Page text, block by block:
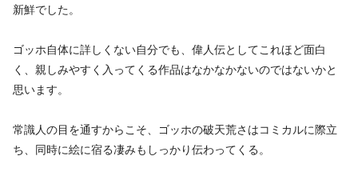
新鮮でした。
ゴッホ自体に詳しくない自分でも、偉人伝としてこれほど面白
く、親しみやすく入ってくる作品はなかなかないのではないかと
思います。
常識人の目を通すからこそ、ゴッホの破天荒さはコミカルに際立
ち、同時に絵に宿る凄みもしっかり伝わってくる。